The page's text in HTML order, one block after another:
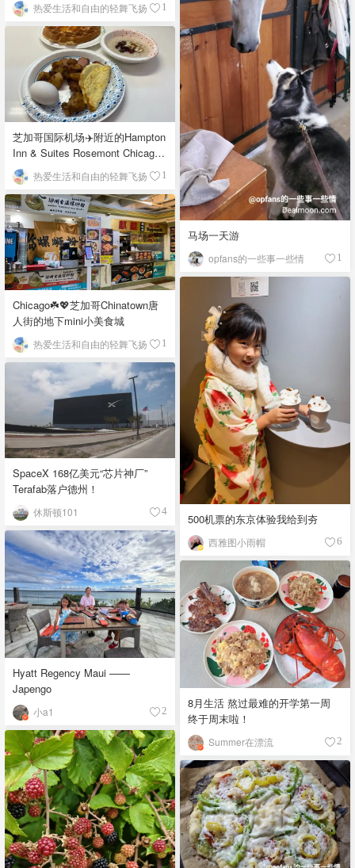
热爱生活和自由的轻舞飞扬 1
马场一天游
opfans的一些事一些情 1
芝加哥国际机场✈️附近的Hampton
Inn & Suites Rosemont Chicago
O'Hare自助早餐
热爱生活和自由的轻舞飞扬 1
Chicago☘️💖芝加哥Chinatown唐
人街的地下mini小美食城
热爱生活和自由的轻舞飞扬 1
500机票的东京体验我给到夯
西雅图小雨帽 6
SpaceX 168亿美元“芯片神厂”
Terafab落户德州！
休斯顿101 4
Hyatt Regency Maui ——
Japengo
小a1 2
8月生活 熬过最难的开学第一周
终于周末啦！
Summer在漂流 2